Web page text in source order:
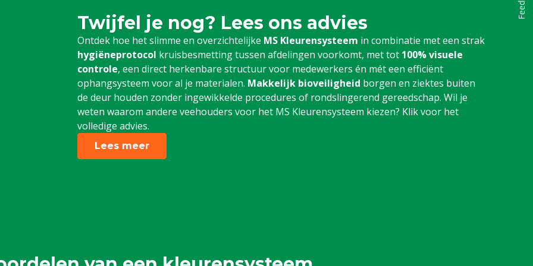
Twijfel je nog? Lees ons advies
Ontdek hoe het slimme en overzichtelijke MS Kleurensysteem in combinatie met een strak
hygiëneprotocol kruisbesmetting tussen afdelingen voorkomt, met tot 100% visuele
controle, een direct herkenbare structuur voor medewerkers én mét een efficiënt
ophangsysteem voor al je materialen. Makkelijk bioveiligheid borgen en ziektes buiten
de deur houden zonder ingewikkelde procedures of rondslingerend gereedschap. Wil je
weten waarom andere veehouders voor het MS Kleurensysteem kiezen? Klik voor het
volledige advies.
Lees meer